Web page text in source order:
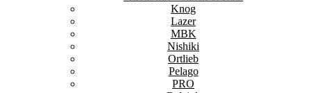
Knog
Lazer
MBK
Nishiki
Ortlieb
Pelago
PRO